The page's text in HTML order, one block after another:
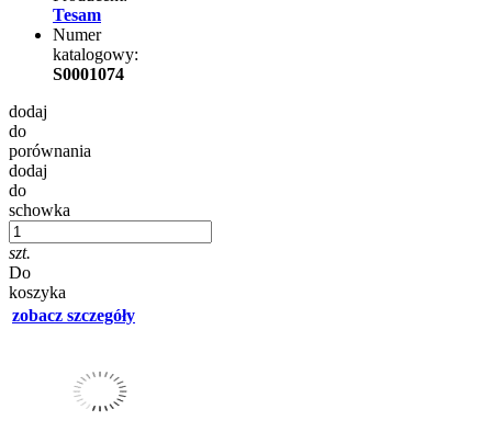
Tesam
Numer
katalogowy:
S0001074
dodaj
do
porównania
dodaj
do
schowka
szt.
Do
koszyka
zobacz szczegóły